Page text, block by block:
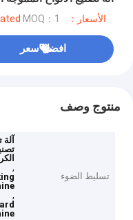
الأسعار：To be negotiated MOQ：1 مجموعة
افضل سعر
منتوج وصف
تسليط الضوء
,
,